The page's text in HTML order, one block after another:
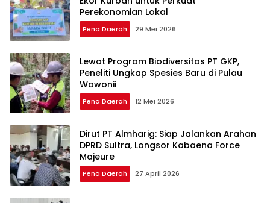
Perekonomian Lokal
Pena Daerah 29 Mei 2026
Lewat Program Biodiversitas PT GKP,
Peneliti Ungkap Spesies Baru di Pulau
Wawonii
Pena Daerah 12 Mei 2026
Dirut PT Almharig: Siap Jalankan Arahan
DPRD Sultra, Longsor Kabaena Force
Majeure
Pena Daerah 27 April 2026